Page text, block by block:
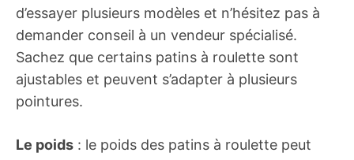
d’essayer plusieurs modèles et n’hésitez pas à
demander conseil à un vendeur spécialisé.
Sachez que certains patins à roulette sont
ajustables et peuvent s’adapter à plusieurs
pointures.
Le poids : le poids des patins à roulette peut